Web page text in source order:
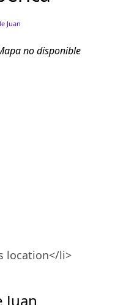
Juan
no disponible
location</li>